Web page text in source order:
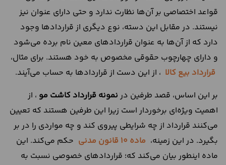
قواعد اختصاصی بر آن‌ها نظارت ندارد و حتی دارای عنوان نیز
نیستند. در مقابل این دسته، نوع دیگری از قراردادها وجود
دارد که از آن‌ها به عنوان قراردادهای معین نام برده می‌شود
و دارای چهارچوب حقوقی مخصوص به خود هستند. برای مثال،
قرارداد بیع کالا ، از این دست از قراردادها به حساب می‌آیند.
بر این اساس، قصد طرفین در نمونه قرارداد کاشت مو ، از
اهمیت ویژه‌ای برخوردار است زیرا این طرفین هستند که تعیین
می‌کنند قرارداد از چه شرایطی پیروی کند و چه مواردی را در بر
بگیرد. در این زمینه، ماده 10 قانون مدنی
حکم می‌کند. این
ماده اینطور بیان می‌کند که؛ قراردادهای خصوصی نسبت به